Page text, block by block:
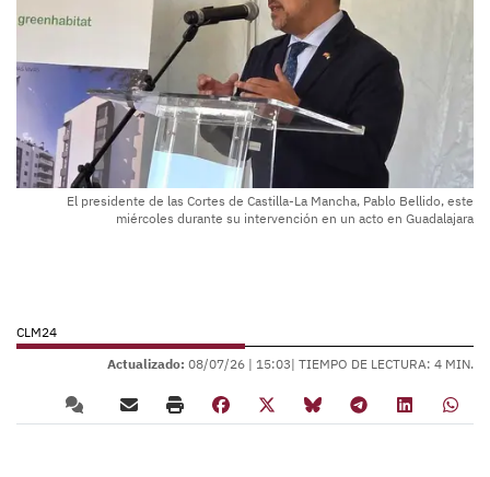
El presidente de las Cortes de Castilla-La Mancha, Pablo Bellido, este
miércoles durante su intervención en un acto en Guadalajara
CLM24
Actualizado: 08/07/26 | 15:03| TIEMPO DE LECTURA: 4 MIN.